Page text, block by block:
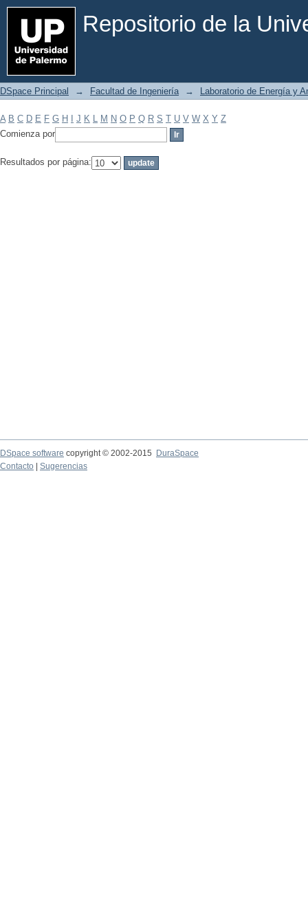
Repositorio de la
Filtrar por: Materia
DSpace Principal → Facultad de Ingeniería → Laboratorio de Energía y
A B C D E F G H J K L M N O P Q R S T U V W X Y Z
Comienza por
Resultados por página:
DSpace software copyright © 2002-2015
DuraSpace
Contacto
Sugerencias